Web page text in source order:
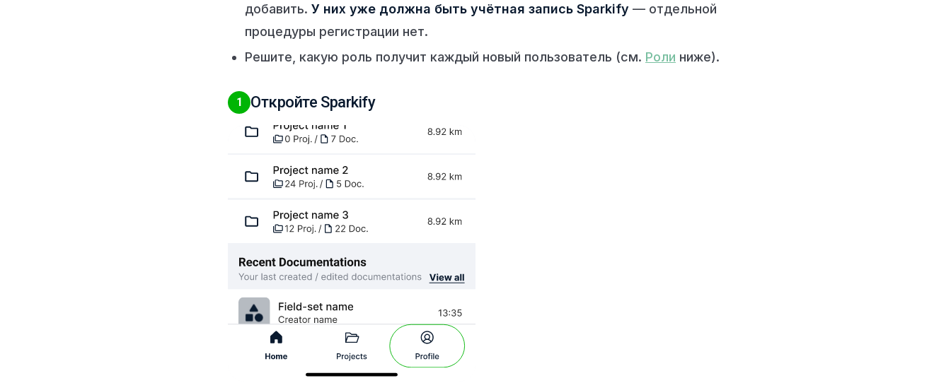
добавить. У них уже должна быть учётная запись Sparkify — отдельной
процедуры регистрации нет.
Решите, какую роль получит каждый новый пользователь (см. Роли ниже).
1 Откройте Sparkify